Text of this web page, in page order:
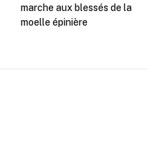
marche aux blessés de la
moelle épinière